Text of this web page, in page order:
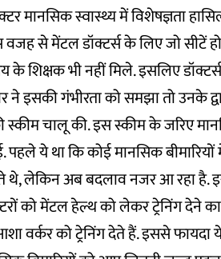
मानसिक स्वास्थ्य में विशेषज्ञता
वजह से मेंटल डॉक्टर्स के लिए जो सीटें
के शिक्षक भी नहीं मिले. इसलिए
इसकी गंभीरता को समझा तो उनके
चालू की. इस स्कीम के जरिए
ये था कि कोई मानसिक बीमारियों
थे, लेकिन अब बदलाव नजर आ रहा है.
को मेंटल हेल्थ को लेकर ट्रेनिंग देने का
वर्कर को ट्रेनिंग देते हैं. इससे